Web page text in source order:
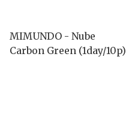
MIMUNDO - Nube
Carbon Green (1day/10p)